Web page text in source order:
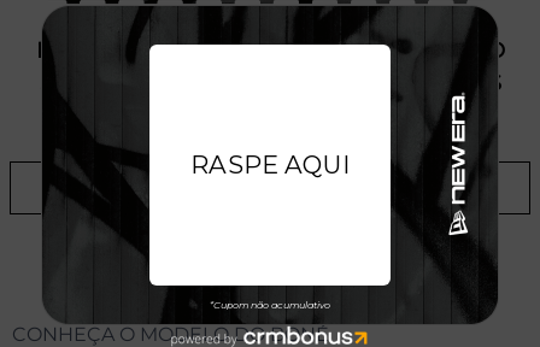
PRODUTO SEM ESTOQUE DÍSPONÍVEL NO
SITE, CONSULTE A DISPONIBILIDADE NAS
ADICIONAR A LISTA DE DESEJOS
CONHEÇA O MODELO DO BONÉ